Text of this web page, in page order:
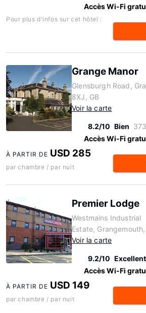
Accès Wi-Fi
Pour plus d'infos sur cet hôtel :
Grange Manor
Glensburgh Road,
8XJ, GB
Voir la carte
8.2/10 Bien
Accès Wi-Fi
À PARTIR DE USD 285
par chambre / par nuit
Premier Lodge
Westmains Industrial
Estate,
Voir la carte
9.2/10 Excellent
Accès Wi-Fi
À PARTIR DE USD 149
par chambre / par nuit